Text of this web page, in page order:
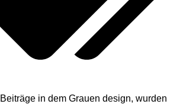
Beiträge in dem Grauen design, wurden